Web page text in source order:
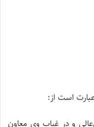
و در غیاب وی معاون